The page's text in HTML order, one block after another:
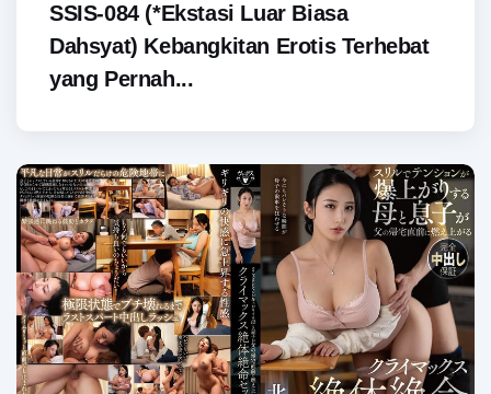
SSIS-084 (*Ekstasi Luar Biasa
Dahsyat) Kebangkitan Erotis Terhebat
yang Pernah...